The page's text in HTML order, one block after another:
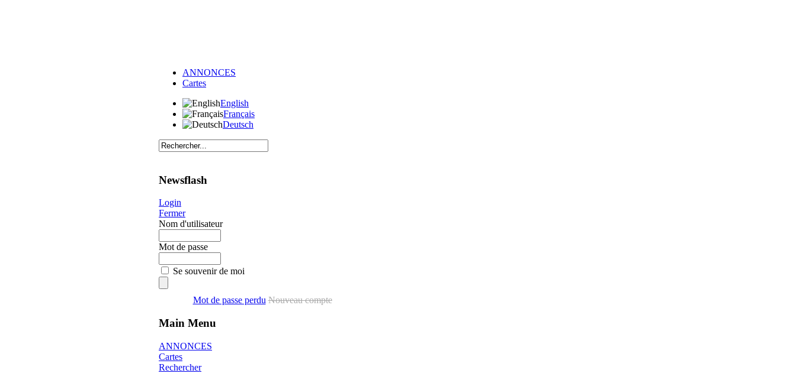
ANNONCES
Cartes
English
Français
Deutsch
Newsflash
Login
Fermer
Nom d'utilisateur
Mot de passe
Se souvenir de moi
Mot de passe perdu Nouveau compte
Main Menu
ANNONCES
Cartes
Rechercher